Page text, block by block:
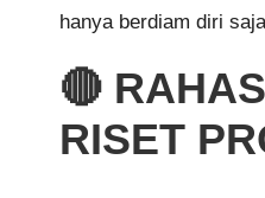
hanya berdiam diri
🔴
RISET